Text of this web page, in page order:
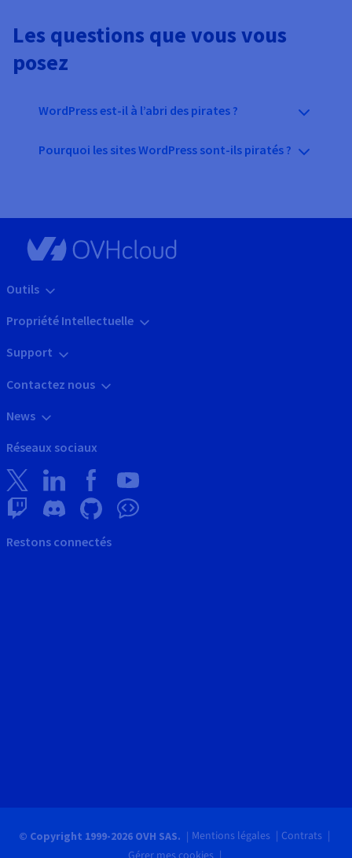
Les questions que vous vous
posez
WordPress est-il à l’abri des pirates ?
Pourquoi les sites WordPress sont-ils piratés ?
Outils
Propriété Intellectuelle
Support
Contactez nous
News
Réseaux sociaux
Restons connectés
© Copyright 1999-2026 OVH SAS. Mentions légales
Contrats